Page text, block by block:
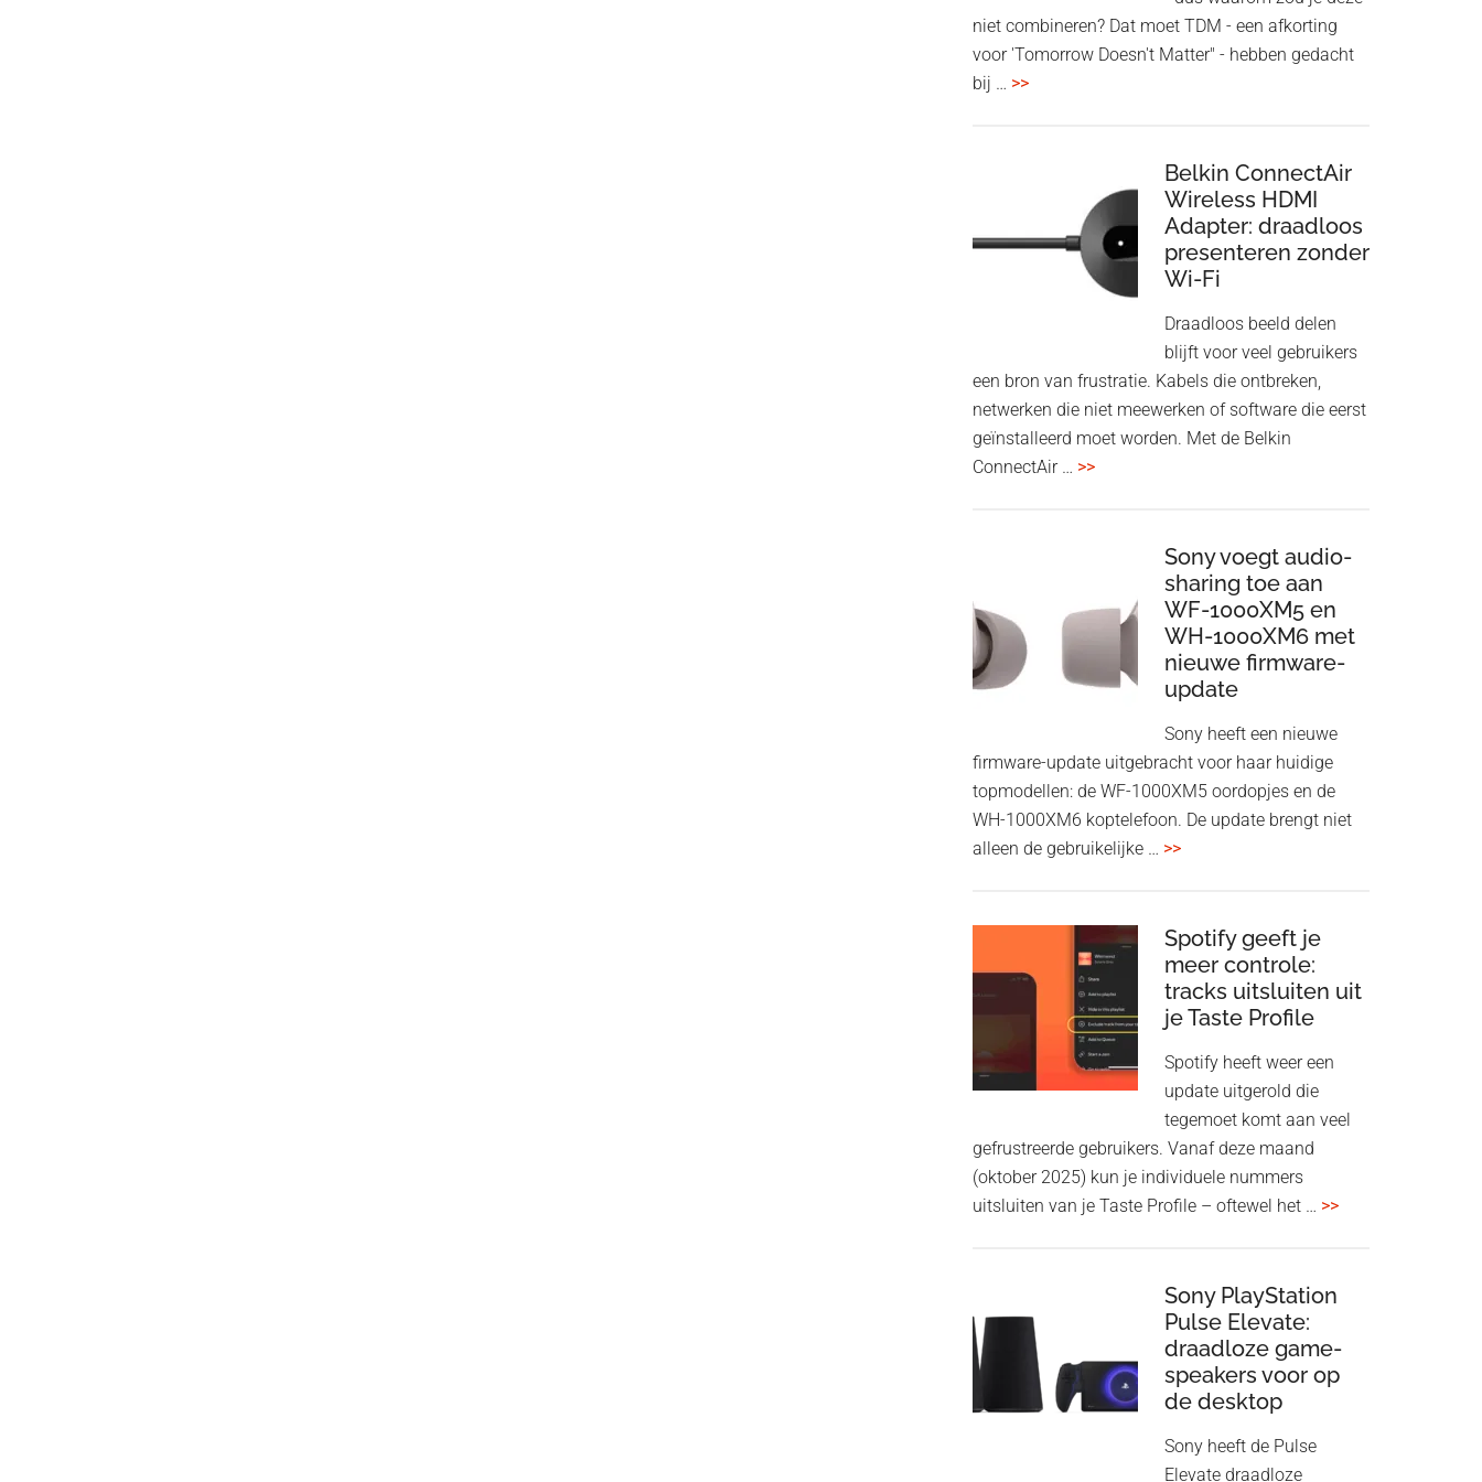
niet combineren? Dat moet TDM - een afkorting
voor 'Tomorrow Doesn't Matter" - hebben gedacht
bij … >>overHoofdtelefoon
twist
Belkin ConnectAir
Wireless HDMI
Adapter: draadloos
presenteren zonder
Wi-Fi
Draadloos beeld delen
blijft voor veel gebruikers
een bron van frustratie. Kabels die ontbreken,
netwerken die niet meewerken of software die eerst
geïnstalleerd moet worden. Met de Belkin
ConnectAir … >>overBelkin
draadloos
presenteren
zonder
Wi-
Sony voegt audio-
sharing toe aan
WF-1000XM5 en
WH-1000XM6 met
nieuwe firmware-
update
Sony heeft een nieuwe
firmware-update uitgebracht voor haar huidige
topmodellen: de WF-1000XM5 oordopjes en de
WH-1000XM6 koptelefoon. De update brengt niet
alleen de gebruikelijke … >>overSony
sharing
toe
aan
WF-
1000XM6
Spotify geeft je
meer controle:
tracks uitsluiten uit
je Taste Profile
Spotify heeft weer een
update uitgerold die
tegemoet komt aan veel
gefrustreerde gebruikers. Vanaf deze maand
(oktober 2025) kun je individuele nummers
uitsluiten van je Taste Profile – oftewel het … >>overSpotify
tracks
uitsluiten
Sony PlayStation
Pulse Elevate:
draadloze game-
speakers voor op
de desktop
Sony heeft de Pulse
Elevate draadloze